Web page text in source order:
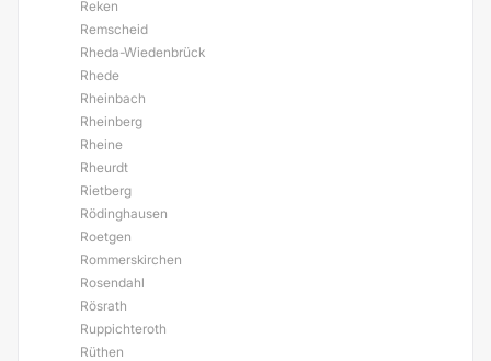
Reken
Remscheid
Rheda-Wiedenbrück
Rhede
Rheinbach
Rheinberg
Rheine
Rheurdt
Rietberg
Rödinghausen
Roetgen
Rommerskirchen
Rosendahl
Rösrath
Ruppichteroth
Rüthen